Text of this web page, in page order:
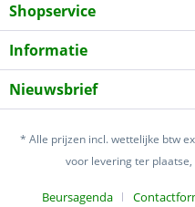
Shopservice
Informatie
Nieuwsbrief
* Alle prijzen incl. wettelijke btw
voor levering ter
Beursagenda